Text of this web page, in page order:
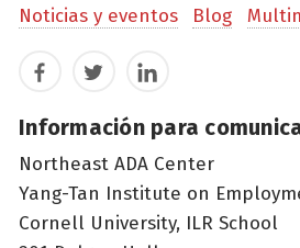
Noticias y eventos
Blog
FacebookTwitterLinkedIn
Información para
Northeast ADA Center
Yang-Tan Institute on
Cornell University, ILR School